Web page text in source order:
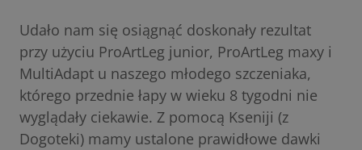
Udało nam się osiągnąć doskonały rezultat
przy użyciu ProArtLeg junior, ProArtLeg maxy i
MultiAdapt u naszego młodego szczeniaka,
którego przednie łapy w wieku 8 tygodni nie
wyglądały ciekawie. Z pomocą Kseniji (z
Dogoteki) mamy ustalone prawidłowe dawki